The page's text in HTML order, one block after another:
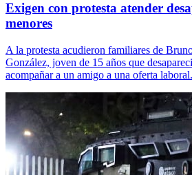
Exigen con protesta atender
menores
A la protesta acudieron familiares de
González, joven de 15 años que
acompañar a un amigo a una oferta laboral.